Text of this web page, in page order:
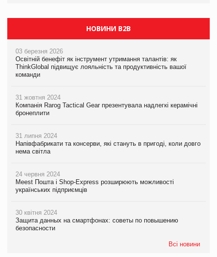
НОВИНИ B2B
03 березня 2026
Освітній бенефіт як інструмент утримання талантів: як
ThinkGlobal підвищує лояльність та продуктивність вашої
команди
31 жовтня 2024
Компанія Rarog Tactical Gear презентувала надлегкі керамічні
бронеплити
31 липня 2024
Напівфабрикати та консерви, які стануть в пригоді, коли довго
нема світла
24 червня 2024
Meest Пошта і Shop-Express розширюють можливості
українських підприємців
30 квітня 2024
Защита данных на смартфонах: советы по повышению
безопасности
Всі новини